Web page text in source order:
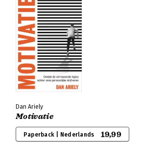
Dan Ariely
Motivatie
Paperback | Nederlands 19,99